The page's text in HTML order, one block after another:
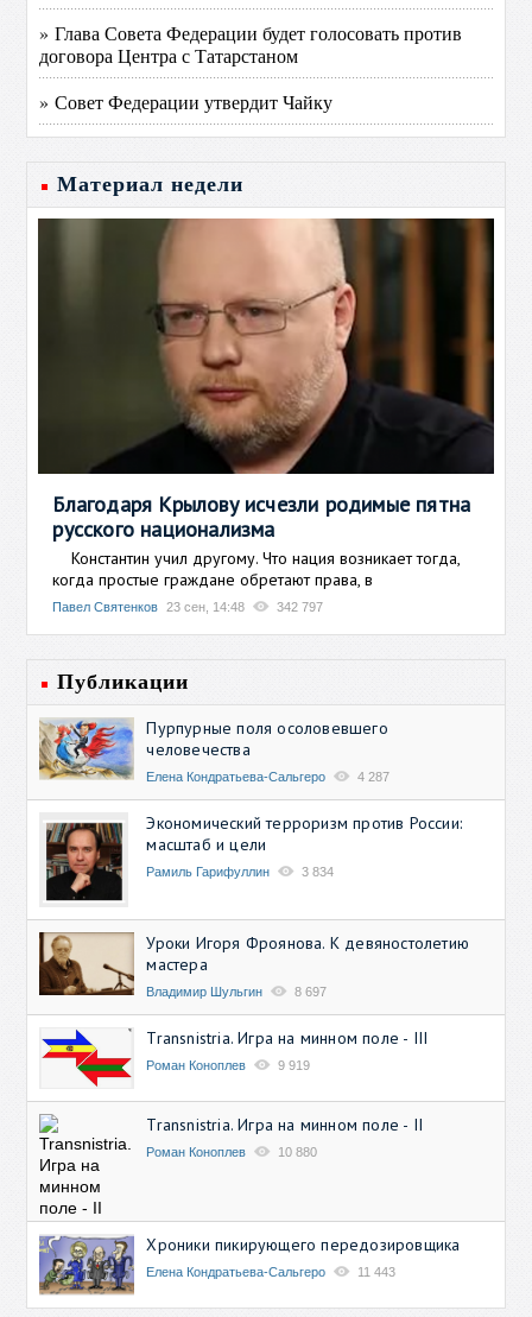
» Глава Совета Федерации будет голосовать против
договора Центра с Татарстаном
» Совет Федерации утвердит Чайку
Материал недели
Благодаря Крылову исчезли родимые пятна
русского национализма
Константин учил другому. Что нация возникает тогда,
когда простые граждане обретают права, в
Павел Святенков 23 сен, 14:48 342 797
Публикации
Пурпурные поля осоловевшего
человечества
Елена Кондратьева-Сальгеро 4 287
Экономический терроризм против России:
масштаб и цели
Рамиль Гарифуллин 3 834
Уроки Игоря Фроянова. К девяностолетию
мастера
Владимир Шульгин 8 697
Transnistria. Игра на минном поле - III
Роман Коноплев 9 919
Transnistria. Игра на минном поле - II
Роман Коноплев 10 880
Хроники пикирующего передозировщика
Елена Кондратьева-Сальгеро 11 443